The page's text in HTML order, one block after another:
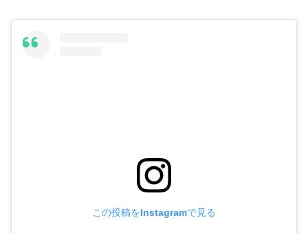
この投稿をInstagramで見る